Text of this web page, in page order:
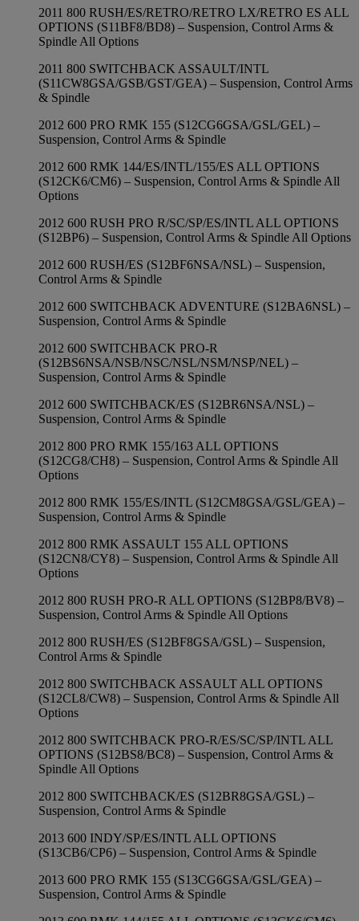
2011 800 RUSH/ES/RETRO/RETRO LX/RETRO ES ALL
OPTIONS (S11BF8/BD8) – Suspension, Control Arms &
Spindle All Options
2011 800 SWITCHBACK ASSAULT/INTL
(S11CW8GSA/GSB/GST/GEA) – Suspension, Control Arms
& Spindle
2012 600 PRO RMK 155 (S12CG6GSA/GSL/GEL) –
Suspension, Control Arms & Spindle
2012 600 RMK 144/ES/INTL/155/ES ALL OPTIONS
(S12CK6/CM6) – Suspension, Control Arms & Spindle All
Options
2012 600 RUSH PRO R/SC/SP/ES/INTL ALL OPTIONS
(S12BP6) – Suspension, Control Arms & Spindle All Options
2012 600 RUSH/ES (S12BF6NSA/NSL) – Suspension,
Control Arms & Spindle
2012 600 SWITCHBACK ADVENTURE (S12BA6NSL) –
Suspension, Control Arms & Spindle
2012 600 SWITCHBACK PRO-R
(S12BS6NSA/NSB/NSC/NSL/NSM/NSP/NEL) –
Suspension, Control Arms & Spindle
2012 600 SWITCHBACK/ES (S12BR6NSA/NSL) –
Suspension, Control Arms & Spindle
2012 800 PRO RMK 155/163 ALL OPTIONS
(S12CG8/CH8) – Suspension, Control Arms & Spindle All
Options
2012 800 RMK 155/ES/INTL (S12CM8GSA/GSL/GEA) –
Suspension, Control Arms & Spindle
2012 800 RMK ASSAULT 155 ALL OPTIONS
(S12CN8/CY8) – Suspension, Control Arms & Spindle All
Options
2012 800 RUSH PRO-R ALL OPTIONS (S12BP8/BV8) –
Suspension, Control Arms & Spindle All Options
2012 800 RUSH/ES (S12BF8GSA/GSL) – Suspension,
Control Arms & Spindle
2012 800 SWITCHBACK ASSAULT ALL OPTIONS
(S12CL8/CW8) – Suspension, Control Arms & Spindle All
Options
2012 800 SWITCHBACK PRO-R/ES/SC/SP/INTL ALL
OPTIONS (S12BS8/BC8) – Suspension, Control Arms &
Spindle All Options
2012 800 SWITCHBACK/ES (S12BR8GSA/GSL) –
Suspension, Control Arms & Spindle
2013 600 INDY/SP/ES/INTL ALL OPTIONS
(S13CB6/CP6) – Suspension, Control Arms & Spindle
2013 600 PRO RMK 155 (S13CG6GSA/GSL/GEA) –
Suspension, Control Arms & Spindle